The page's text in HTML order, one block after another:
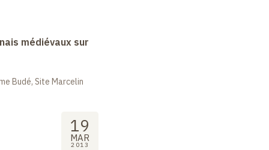
médiévaux sur
Budé, Site Marcelin
19
MAR
2013